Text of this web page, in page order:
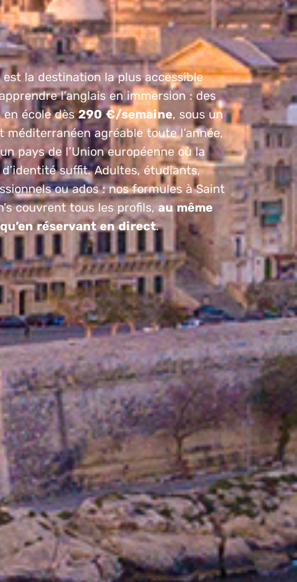
est la destination la plus accessible
l’anglais en immersion : des
en école dès290 €/semaine, sous un
méditerranéen agréable toute l’année,
pays de l’Union européenne où la
suffit. Adultes, étudiants,
ou ados : nos formules à Saint
couvrent tous les profils,au même
réservant en direct.